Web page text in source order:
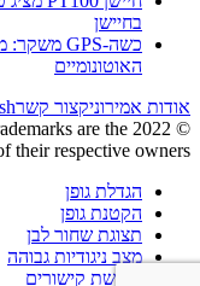
בחיישן
האוטונומיים
אודות אמירוניקצור קשר
are the
their respective owners.
הגדלת גופן
הקטנת גופן
תצוגת שחור לבן
מצב ניגודיות גבוהה
הדגשת קישורים